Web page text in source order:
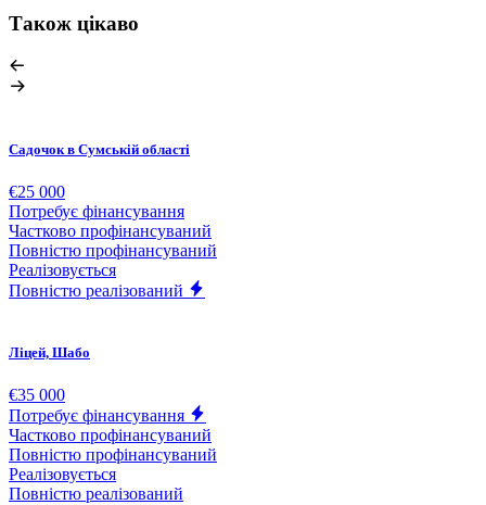
Також цікаво
Садочок в Сумській області
€25 000
Потребує фінансування
Частково профінансуваний
Повністю профінансуваний
Реалізовується
Повністю реалізований
Ліцей, Шабо
€35 000
Потребує фінансування
Частково профінансуваний
Повністю профінансуваний
Реалізовується
Повністю реалізований